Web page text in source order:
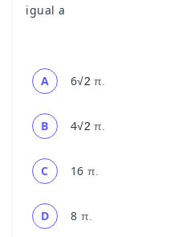
igual a
A 6√2 π.
B 4√2 π.
C 16 π.
D 8 π.